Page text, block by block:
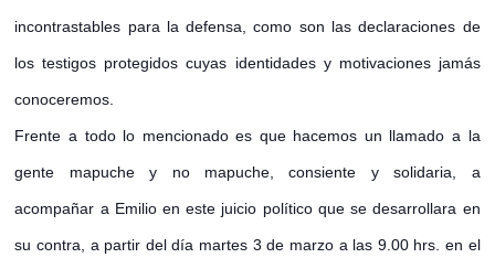
incontrastables para la defensa, como son las declaraciones de
los testigos protegidos cuyas identidades y motivaciones jamás
conoceremos.
Frente a todo lo mencionado es que hacemos un llamado a la
gente mapuche y no mapuche, consiente y solidaria, a
acompañar a Emilio en este juicio político que se desarrollara en
su contra, a partir del día martes 3 de marzo a las 9.00 hrs. en el